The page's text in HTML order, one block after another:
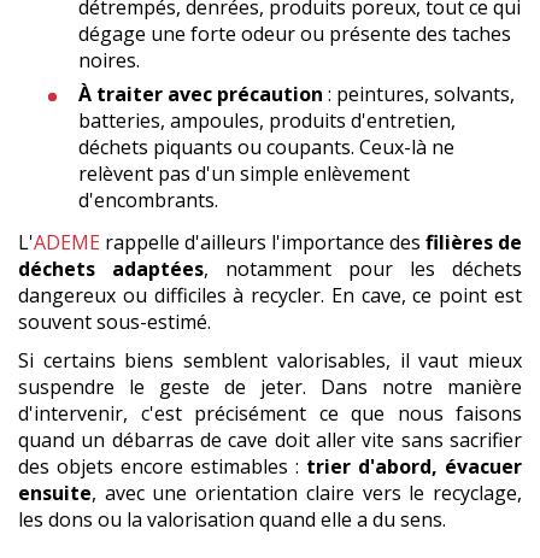
détrempés, denrées, produits poreux, tout ce qui
dégage une forte odeur ou présente des taches
noires.
À traiter avec précaution : peintures, solvants,
batteries, ampoules, produits d'entretien,
déchets piquants ou coupants. Ceux-là ne
relèvent pas d'un simple enlèvement
d'encombrants.
L'ADEME rappelle d'ailleurs l'importance des filières de
déchets adaptées, notamment pour les déchets
dangereux ou difficiles à recycler. En cave, ce point est
souvent sous-estimé.
Si certains biens semblent valorisables, il vaut mieux
suspendre le geste de jeter. Dans notre manière
d'intervenir, c'est précisément ce que nous faisons
quand un débarras de cave doit aller vite sans sacrifier
des objets encore estimables : trier d'abord, évacuer
ensuite, avec une orientation claire vers le recyclage,
les dons ou la valorisation quand elle a du sens.